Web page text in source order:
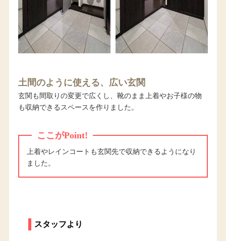
土間のように使える、広い玄関
玄関も間取りの変更で広くし、靴のまま上着やお子様の物
も収納できるスペースを作りました。
ここがPoint!
上着やレインコートも玄関先で収納できるようになり
ました。
スタッフより